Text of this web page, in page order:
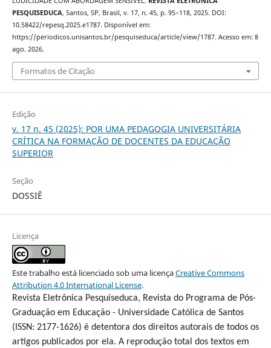
PESQUISEDUCA, Santos, SP, Brasil, v. 17, n. 45, p. 95–118, 2025. DOI:
10.58422/repesq.2025.e1787. Disponível em:
https://periodicos.unisantos.br/pesquiseduca/article/view/1787. Acesso em: 8
ago. 2026.
Formatos de Citação
Edição
v. 17 n. 45 (2025): POR UMA PEDAGOGIA UNIVERSITÁRIA
CRÍTICA NA FORMAÇÃO DE DOCENTES DA EDUCAÇÃO
SUPERIOR
Seção
DOSSIÊ
Licença
Este trabalho está licenciado sob uma licençaCreative Commons
Attribution 4.0 International License.
Revista Eletrônica Pesquiseduca, Revista do Programa de Pós-
Graduação em Educação - Universidade Católica de Santos
(ISSN: 2177-1626) é detentora dos direitos autorais de todos os
artigos publicados por ela. A reprodução total dos textos em